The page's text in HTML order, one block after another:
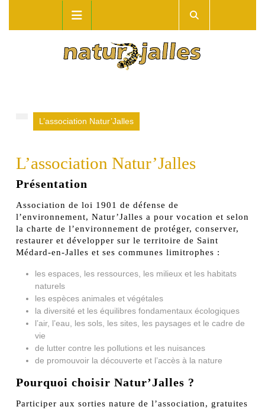
Button
L’association Natur’Jalles
L’association Natur’Jalles
Présentation
Association de loi 1901 de défense de
l’environnement, Natur’Jalles a pour vocation et selon
la charte de l’environnement de protéger, conserver,
restaurer et développer sur le territoire de Saint
Médard-en-Jalles et ses communes limitrophes :
les espaces, les ressources, les milieux et les habitats
naturels
les espèces animales et végétales
la diversité et les équilibres fondamentaux écologiques
l’air, l’eau, les sols, les sites, les paysages et le cadre de
vie
de lutter contre les pollutions et les nuisances
de promouvoir la découverte et l’accès à la nature
Pourquoi choisir Natur’Jalles ?
Participer aux sorties nature de l’association, gratuites